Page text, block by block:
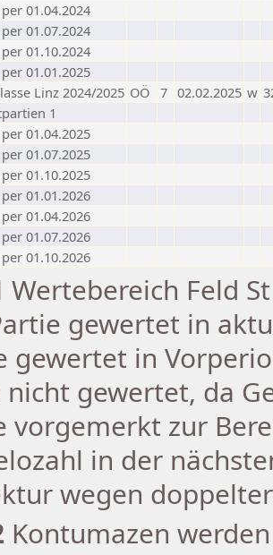
01.04.2024
01.07.2024
01.10.2024
01.01.2025
Linz 2024/2025 OÖ 7 02.02.2025 w
1
01.04.2025
01.07.2025
01.10.2025
01.01.2026
01.04.2026
01.07.2026
01.10.2026
Wertebereich Feld
gewertet in
gewertet in
nicht gewertet, da
vorgemerkt zur
in der
wegen
Kontumazen